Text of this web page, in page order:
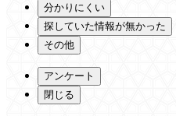
分かりにくい
探していた情報が無かった
その他
アンケート
閉じる